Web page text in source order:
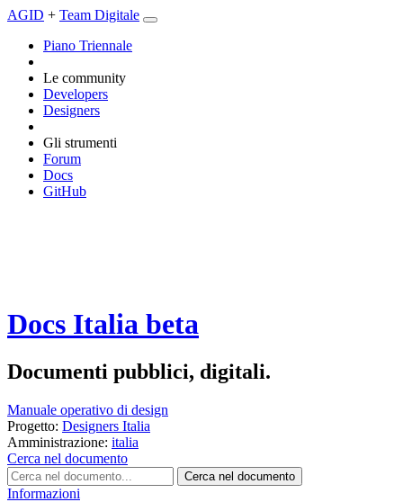
AGID + Team Digitale
Piano Triennale
Le community
Developers
Designers
Gli strumenti
Forum
Docs
GitHub
Docs Italia beta
Documenti pubblici, digitali.
Manuale operativo di design
Progetto: Designers Italia
Amministrazione: italia
Cerca nel documento
Cerca nel documento
Informazioni